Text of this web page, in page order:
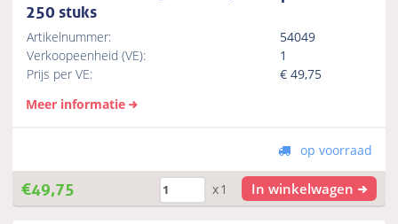
250 stuks
Artikelnummer:
54049
Verkoopeenheid (VE):
1
Prijs per VE:
€49,75
Meer informatie
op voorraad
€49,75 x1 In winkelwagen